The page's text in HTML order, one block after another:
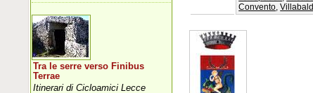
Convento ,
Tra le serre verso Finibus
Terrae
Itinerari di Cicloamici Lecce